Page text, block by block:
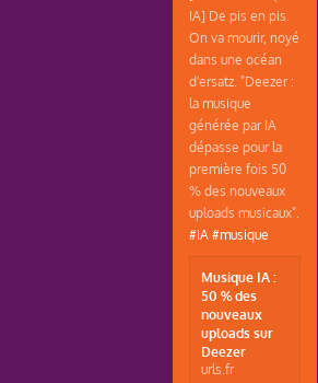
IA] De pis en pis.
On va mourir, noyé
dans une océan
d'ersatz. "Deezer :
la musique
générée par IA
dépasse pour la
première fois 50
% des nouveaux
uploads musicaux".
#IA#musique
Musique IA :
50 % des
nouveaux
uploads sur
Deezer
urls.fr